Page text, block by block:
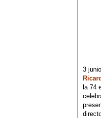
3
la 74